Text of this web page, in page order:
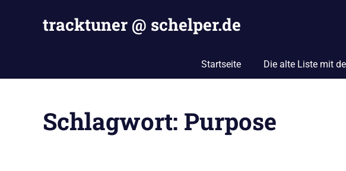
tracktuner @ schelper.de
Hahahaha.
Startseite Die alte Liste mit
Schlagwort: Purpose